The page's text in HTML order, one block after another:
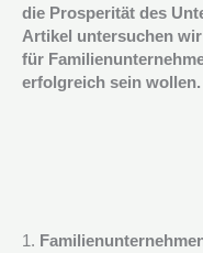
die Prosperität des
Artikel untersuchen
für
erfolgreich sein wollen.
1.